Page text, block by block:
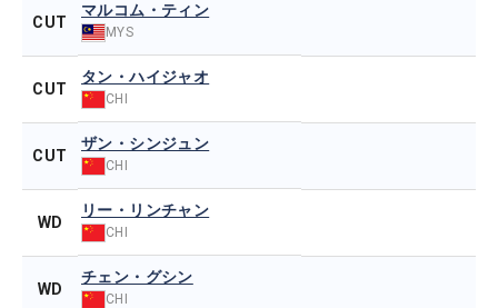
CUT
マルコム・ティン
MYS
CUT
タン・ハイジャオ
CHI
CUT
ザン・シンジュン
CHI
WD
リー・リンチャン
CHI
WD
チェン・グシン
CHI